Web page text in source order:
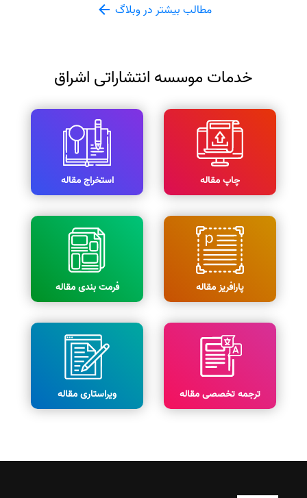
مطالب بیشتر در وبلاگ
خدمات موسسه انتشاراتی اشراق
چاپ مقاله استخراج مقاله
پارافریز مقاله فرمت بندی مقاله
ترجمه تخصصی مقاله ویراستاری مقاله